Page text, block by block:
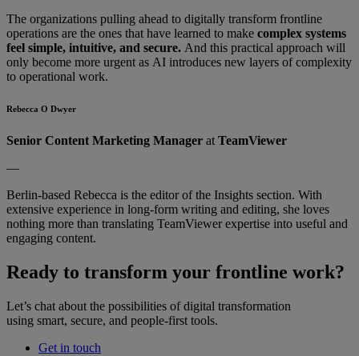
The organizations pulling ahead to digitally transform frontline
operations are the ones that have learned to make complex systems
feel simple, intuitive, and secure. And this practical approach will
only become more urgent as AI introduces new layers of complexity
to operational work.
Rebecca O Dwyer
Senior Content Marketing Manager atTeamViewer
—
Berlin-based Rebecca is the editor of the Insights section. With
extensive experience in long-form writing and editing, she loves
nothing more than translating TeamViewer expertise into useful and
engaging content.
Ready to transform your frontline work?
Let’s chat about the possibilities of digital transformation
using smart, secure, and people-first tools.
Get in touch